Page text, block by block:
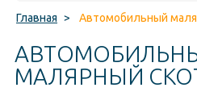
Главная > Автомобильный
МАЛЯРНЫЙ